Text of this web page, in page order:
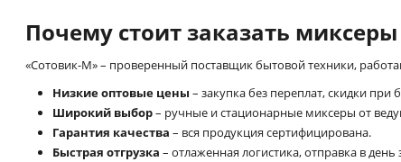
Почему стоит заказать
«Сотовик-М» – проверенный поставщик бытовой техники,
Низкие оптовые цены – закупка без переплат, скидки
Широкий выбор– ручные и стационарные миксеры от
Гарантия качества – вся продукция сертифицирована.
Быстрая отгрузка – отлаженная логистика, отправка в день